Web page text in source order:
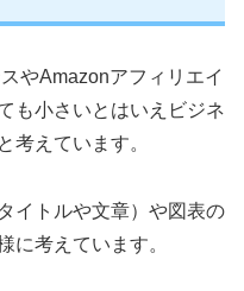
やAmazonアフィリエイ
も小さいとはいえビジネ
考えています。
イトルや文章）や図表の
に考えています。